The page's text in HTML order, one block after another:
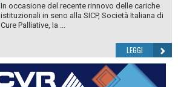
In occasione del recente rinnovo delle cariche
istituzionali in seno alla SICP, Società Italiana di
Cure Palliative, la ...
LEGGI